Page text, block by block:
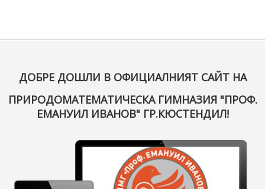
ДОБРЕ ДОШЛИ В ОФИЦИАЛНИЯТ САЙТ НА
ПРИРОДОМАТЕМАТИЧЕСКА ГИМНАЗИЯ "ПРОФ.
ЕМАНУИЛ ИВАНОВ" ГР.КЮСТЕНДИЛ!